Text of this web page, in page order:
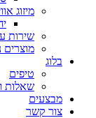
מיזוג
שירות
מוצרים
בלוג
טיפים
שאלות
מבצעים
צור קשר